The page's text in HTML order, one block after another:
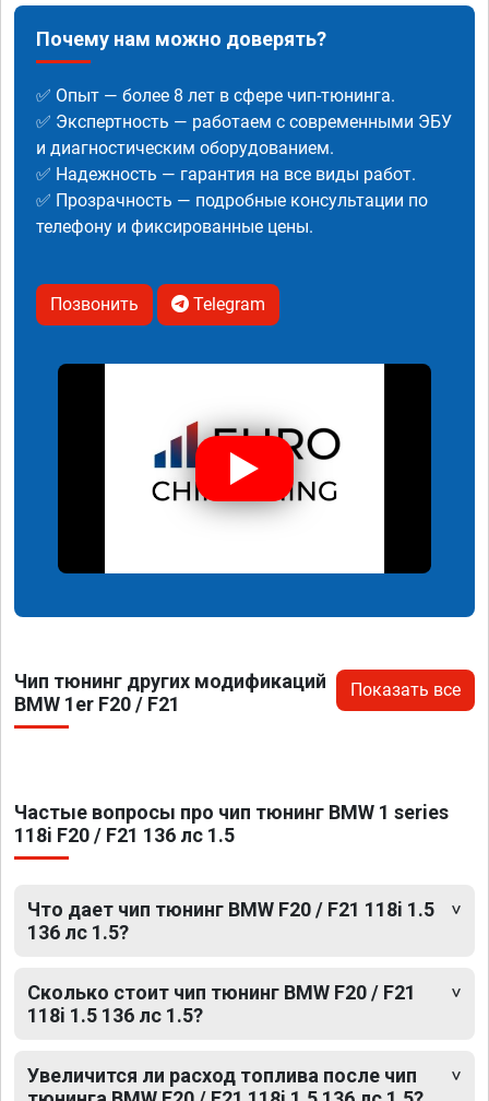
Почему нам можно доверять?
✅ Опыт — более 8 лет в сфере чип-тюнинга.
✅ Экспертность — работаем с современными ЭБУ
и диагностическим оборудованием.
✅ Надежность — гарантия на все виды работ.
✅ Прозрачность — подробные консультации по
телефону и фиксированные цены.
Позвонить Telegram
Чип тюнинг других модификаций
BMW 1er F20 / F21
Показать все
Частые вопросы про чип тюнинг BMW 1 series
118i F20 / F21 136 лс 1.5
Что дает чип тюнинг BMW F20 / F21 118i 1.5
136 лс 1.5?
Сколько стоит чип тюнинг BMW F20 / F21
118i 1.5 136 лс 1.5?
Увеличится ли расход топлива после чип